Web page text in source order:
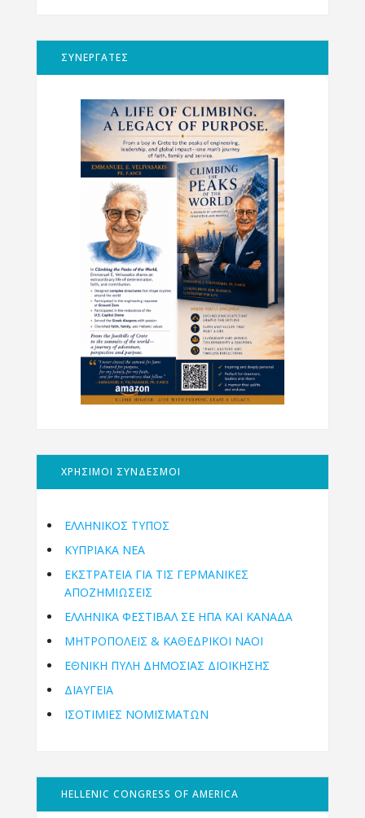
ΣΥΝΕΡΓΑΤΕΣ
ΧΡΗΣΙΜΟΙ ΣΥΝΔΕΣΜΟΙ
ΕΛΛΗΝΙΚΟΣ ΤΥΠΟΣ
ΚΥΠΡΙΑΚΑ ΝΕΑ
ΕΚΣΤΡΑΤΕΙΑ ΓΙΑ ΤΙΣ ΓΕΡΜΑΝΙΚΕΣ
ΑΠΟΖΗΜΙΩΣΕΙΣ
ΕΛΛΗΝΙΚΆ ΦΕΣΤΙΒΆΛ ΣΕ ΗΠΑ ΚΑΙ ΚΑΝΑΔΑ
ΜΗΤΡΟΠΌΛΕΙΣ & ΚΑΘΕΔΡΙΚΟΊ ΝΑΟΊ
ΕΘΝΙΚΉ ΠΎΛΗ ΔΗΜΌΣΙΑΣ ΔΙΟΊΚΗΣΗΣ
ΔΙΑΥΓΕΙΑ
ΙΣΟΤΙΜΙΕΣ ΝΟΜΙΣΜΑΤΩΝ
HELLENIC CONGRESS OF AMERICA